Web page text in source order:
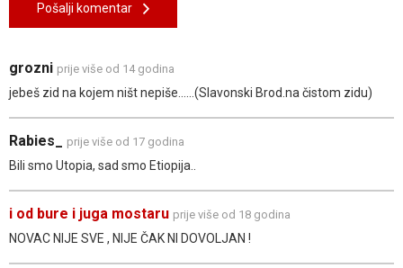
Pošalji komentar
grozni prije više od 14 godina
jebeš zid na kojem ništ nepiše......(Slavonski Brod.na čistom zidu)
Rabies_ prije više od 17 godina
Bili smo Utopia, sad smo Etiopija..
i od bure i juga mostaru prije više od 18 godina
NOVAC NIJE SVE , NIJE ČAK NI DOVOLJAN !